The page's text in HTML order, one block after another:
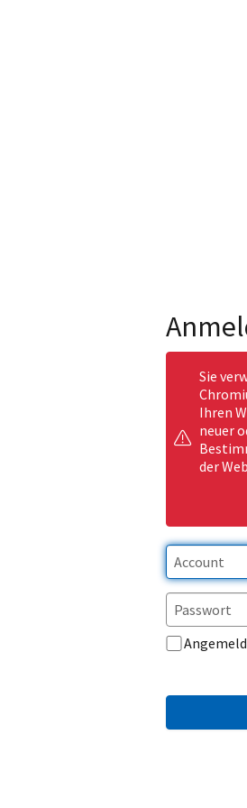
Sie
Ihren
neuer
der